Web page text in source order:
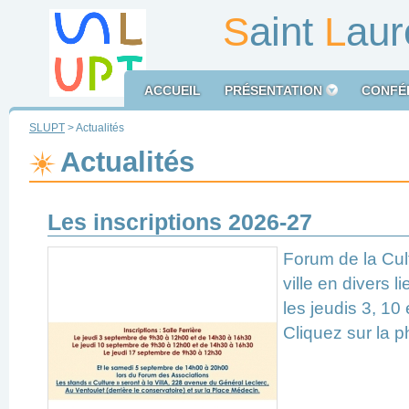
Saint L
ACCUEIL PRÉSENTATION
SLUPT > Actualités
Actualités
Les inscriptions 2026-27
Forum de la
ville en divers
les jeudis 3, 10
Cliquez sur la